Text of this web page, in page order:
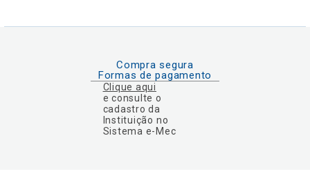
Compra segura
Formas de pagamento
Clique aqui
e consulte o
cadastro da
Instituição no
Sistema e-Mec